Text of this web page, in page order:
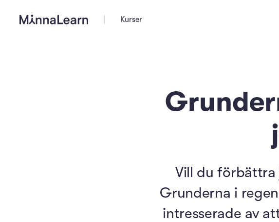
Kurser
Vill du förbättra
Grunderna i
intresserade av